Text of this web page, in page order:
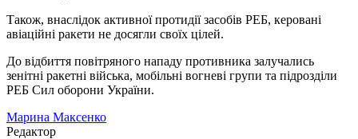
Також, внаслідок активної протидії засобів РЕБ, керовані
авіаційні ракети не досягли своїх цілей.
До відбиття повітряного нападу противника залучались
зенітні ракетні війська, мобільні вогневі групи та підрозділи
РЕБ Сил оборони України.
Марина Максенко
Редактор